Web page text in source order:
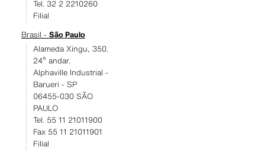
Tel. 32 2 2210260
Filial
Brasil - São Paulo
Alameda Xingu, 350.
24º andar.
Alphaville Industrial -
Barueri - SP
06455-030 SÃO
PAULO
Tel. 55 11 21011900
Fax 55 11 21011901
Filial